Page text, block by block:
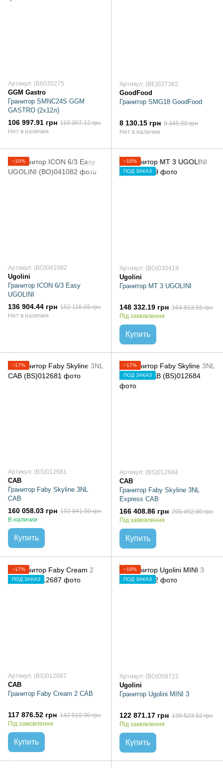
Артикул: (BI)035275
GGM Gastro
Гранитор SMNC24S GGM
GASTRO (2x12л)
106 997.91 грн 110 307.12 грн
Нет в наличии
Артикул: (BE)037382
GoodFood
Гранитор SMG18 GoodFood
8 130.15 грн 9 345.00 грн
Нет в наличии
−10%
Артикул: (BO)041082
Ugolini
Гранитор ICON 6/3 Easy
UGOLINI
136 904.44 грн 152 116.05 грн
Нет в наличии
−10%
ПОД ЗАКАЗ
Артикул: (BO)030419
Ugolini
Гранитор MT 3 UGOLINI
148 332.19 грн 164 813.55 грн
Під замовлення
Купить
−17%
Артикул: (BS)012681
CAB
Гранитор Faby Skyline 3NL
CAB
160 058.03 грн 192 841.00 грн
В наличии
Купить
−17%
ПОД ЗАКАЗ
Артикул: (BS)012684
CAB
Гранитор Faby Skyline 3NL
Express CAB
166 408.86 грн 200 492.60 грн
Під замовлення
Купить
−17%
ПОД ЗАКАЗ
Артикул: (BS)012687
CAB
Гранитор Faby Cream 2 CAB
117 876.52 грн 142 019.90 грн
Під замовлення
Купить
−10%
ПОД ЗАКАЗ
Артикул: (BO)058722
Ugolini
Гранитор Ugolini MINI 3
122 871.17 грн 136 523.52 грн
Під замовлення
Купить